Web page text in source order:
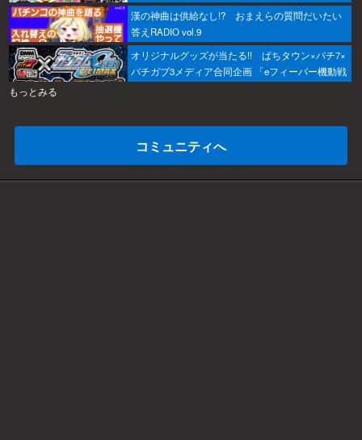
版】
漢の神曲は供給なし!? おまえらの質問だいたい
答えRADIO vol.9
オリジナルグッズが当たる!! ぱちタウン×パチ7×
パチガブ3メディア合同企画 「eフィーバー機動戦
もっとみる
コミュニティへ